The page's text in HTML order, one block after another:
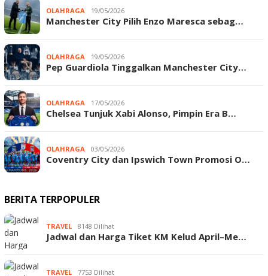
OLAHRAGA 19/05/2026
Manchester City Pilih Enzo Maresca sebag…
OLAHRAGA 19/05/2026
Pep Guardiola Tinggalkan Manchester City…
OLAHRAGA 17/05/2026
Chelsea Tunjuk Xabi Alonso, Pimpin Era B…
OLAHRAGA 03/05/2026
Coventry City dan Ipswich Town Promosi O…
BERITA TERPOPULER
TRAVEL 8148 Dilihat
Jadwal dan Harga Tiket KM Kelud April–Me…
TRAVEL 7753 Dilihat